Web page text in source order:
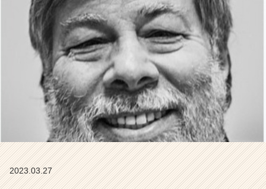
卒
【株
式
会
社
Z
E
N
I
n
t
e
2023.03.27